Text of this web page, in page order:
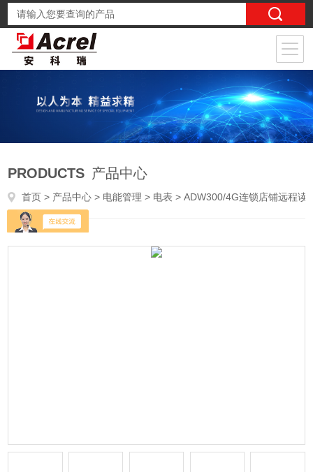
PRODUCTS 产品中心
首页 > 产品中心 > 电能管理 > 电表 > ADW300/4G连锁店铺远程读数4G电表